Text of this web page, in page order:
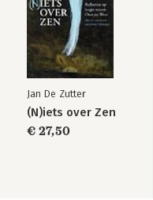
Jan De Zutter
(N)iets over Zen
€ 27,50